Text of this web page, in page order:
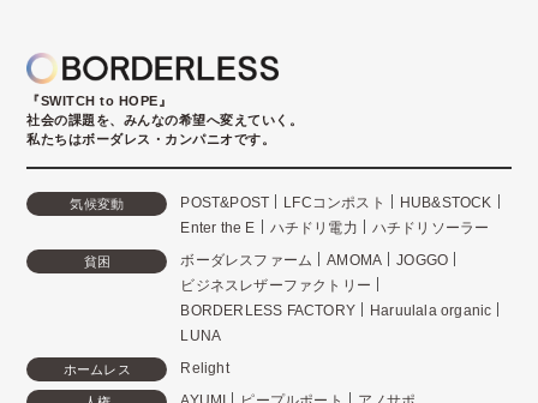
『SWITCH to HOPE』
社会の課題を、みんなの希望へ変えていく。
私たちはボーダレス・カンパニオです。
気候変動 POST&POST LFCコンポスト
HUB&STOCK
Enter the E
ハチドリ電力 ハチドリソーラー
貧困 ボーダレスファーム AMOMA
JOGGO
ビジネスレザーファクトリー
BORDERLESS FACTORY
Haruulala organic
LUNA
ホームレス Relight